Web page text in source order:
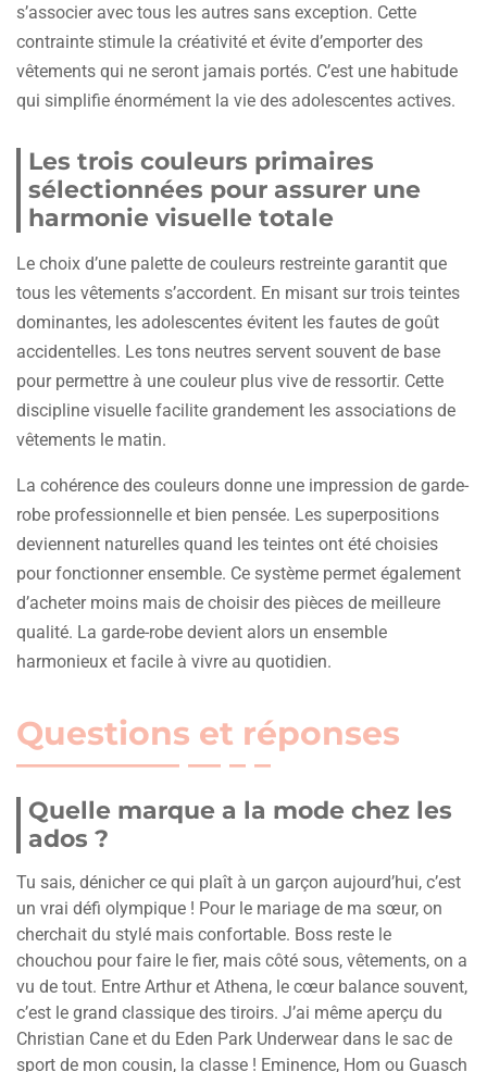
s’associer avec tous les autres sans exception. Cette
contrainte stimule la créativité et évite d’emporter des
vêtements qui ne seront jamais portés. C’est une habitude
qui simplifie énormément la vie des adolescentes actives.
Les trois couleurs primaires
sélectionnées pour assurer une
harmonie visuelle totale
Le choix d’une palette de couleurs restreinte garantit que
tous les vêtements s’accordent. En misant sur trois teintes
dominantes, les adolescentes évitent les fautes de goût
accidentelles. Les tons neutres servent souvent de base
pour permettre à une couleur plus vive de ressortir. Cette
discipline visuelle facilite grandement les associations de
vêtements le matin.
La cohérence des couleurs donne une impression de garde-
robe professionnelle et bien pensée. Les superpositions
deviennent naturelles quand les teintes ont été choisies
pour fonctionner ensemble. Ce système permet également
d’acheter moins mais de choisir des pièces de meilleure
qualité. La garde-robe devient alors un ensemble
harmonieux et facile à vivre au quotidien.
Questions et réponses
Quelle marque a la mode chez les
ados ?
Tu sais, dénicher ce qui plaît à un garçon aujourd’hui, c’est
un vrai défi olympique ! Pour le mariage de ma sœur, on
cherchait du stylé mais confortable. Boss reste le
chouchou pour faire le fier, mais côté sous, vêtements, on a
vu de tout. Entre Arthur et Athena, le cœur balance souvent,
c’est le grand classique des tiroirs. J’ai même aperçu du
Christian Cane et du Eden Park Underwear dans le sac de
sport de mon cousin, la classe ! Eminence, Hom ou Guasch